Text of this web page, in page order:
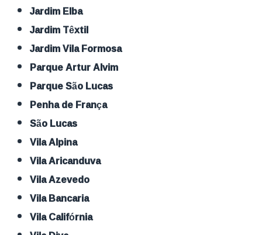
Jardim Elba
Jardim Têxtil
Jardim Vila Formosa
Parque Artur Alvim
Parque São Lucas
Penha de França
São Lucas
Vila Alpina
Vila Aricanduva
Vila Azevedo
Vila Bancaria
Vila Califórnia